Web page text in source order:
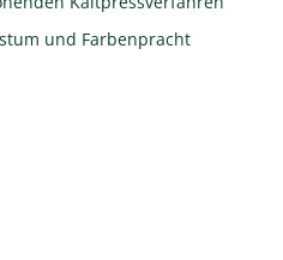
und Farbenpracht